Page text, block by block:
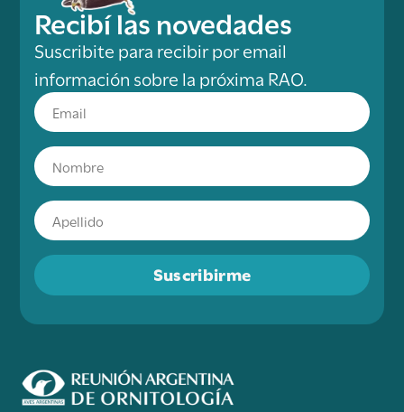
Recibí las novedades
Suscribite para recibir por email
información sobre la próxima RAO.
Suscribirme